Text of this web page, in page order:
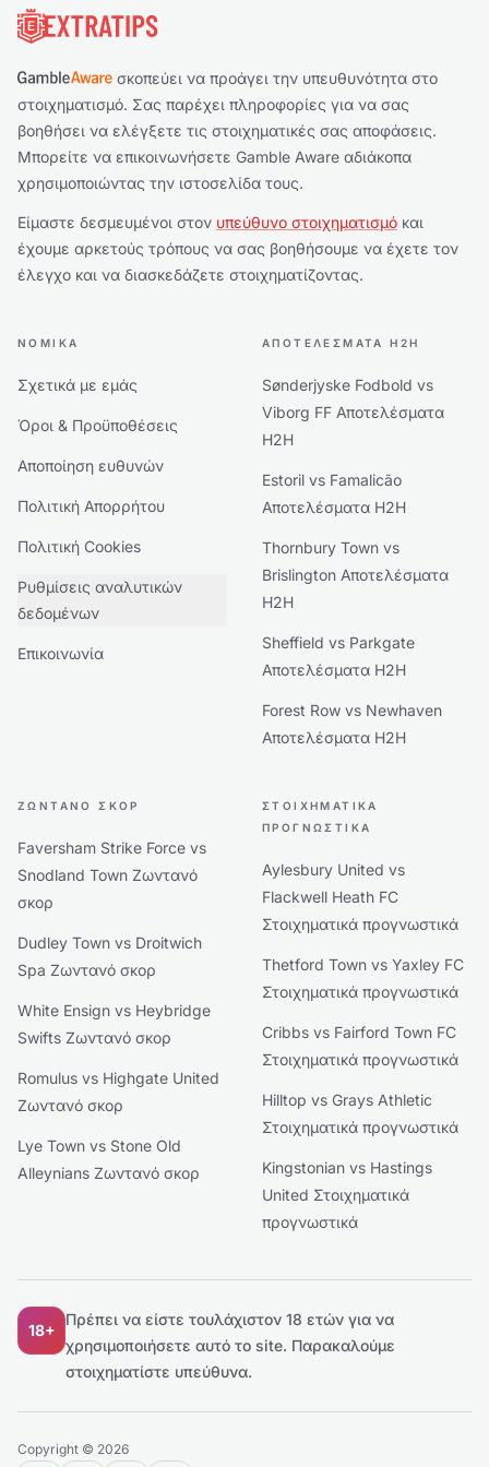
σκοπεύει να προάγει την υπευθυνότητα στο
στοιχηματισμό. Σας παρέχει πληροφορίες για να σας
βοηθήσει να ελέγξετε τις στοιχηματικές σας αποφάσεις.
Μπορείτε να επικοινωνήσετε Gamble Aware αδιάκοπα
χρησιμοποιώντας την ιστοσελίδα τους.
Είμαστε δεσμευμένοι στον υπεύθυνο στοιχηματισμό και
έχουμε αρκετούς τρόπους να σας βοηθήσουμε να έχετε τον
έλεγχο και να διασκεδάζετε στοιχηματίζοντας.
ΝΟΜΙΚΆ
Σχετικά με εμάς
Όροι & Προϋποθέσεις
Αποποίηση ευθυνών
Πολιτική Απορρήτου
Πολιτική Cookies
Ρυθμίσεις αναλυτικών
δεδομένων
Επικοινωνία
ΑΠΟΤΕΛΈΣΜΑΤΑ H2H
Sønderjyske Fodbold vs
Viborg FF Αποτελέσματα
H2H
Estoril vs Famalicão
Αποτελέσματα H2H
Thornbury Town vs
Brislington Αποτελέσματα
H2H
Sheffield vs Parkgate
Αποτελέσματα H2H
Forest Row vs Newhaven
Αποτελέσματα H2H
ΖΩΝΤΑΝΌ ΣΚΟΡ
Faversham Strike Force vs
Snodland Town Ζωντανό
σκορ
Dudley Town vs Droitwich
Spa Ζωντανό σκορ
White Ensign vs Heybridge
Swifts Ζωντανό σκορ
Romulus vs Highgate United
Ζωντανό σκορ
Lye Town vs Stone Old
Alleynians Ζωντανό σκορ
ΣΤΟΙΧΗΜΑΤΙΚΆ
ΠΡΟΓΝΩΣΤΙΚΆ
Aylesbury United vs
Flackwell Heath FC
Στοιχηματικά προγνωστικά
Thetford Town vs Yaxley FC
Στοιχηματικά προγνωστικά
Cribbs vs Fairford Town FC
Στοιχηματικά προγνωστικά
Hilltop vs Grays Athletic
Στοιχηματικά προγνωστικά
Kingstonian vs Hastings
United Στοιχηματικά
προγνωστικά
18+
Πρέπει να είστε τουλάχιστον 18 ετών για να
χρησιμοποιήσετε αυτό το site. Παρακαλούμε
στοιχηματίστε υπεύθυνα.
Copyright © 2026